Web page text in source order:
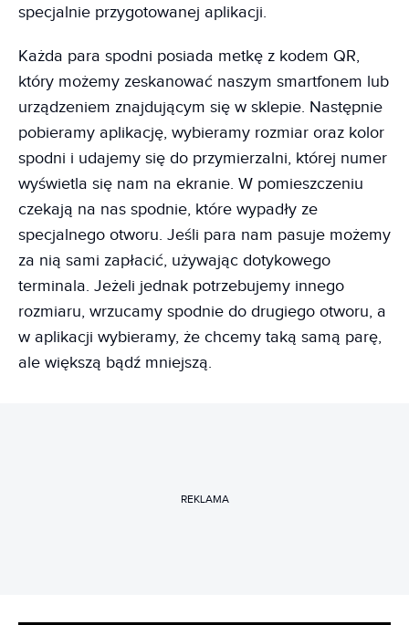
specjalnie przygotowanej aplikacji.
Każda para spodni posiada metkę z kodem QR,
który możemy zeskanować naszym smartfonem lub
urządzeniem znajdującym się w sklepie. Następnie
pobieramy aplikację, wybieramy rozmiar oraz kolor
spodni i udajemy się do przymierzalni, której numer
wyświetla się nam na ekranie. W pomieszczeniu
czekają na nas spodnie, które wypadły ze
specjalnego otworu. Jeśli para nam pasuje możemy
za nią sami zapłacić, używając dotykowego
terminala. Jeżeli jednak potrzebujemy innego
rozmiaru, wrzucamy spodnie do drugiego otworu, a
w aplikacji wybieramy, że chcemy taką samą parę,
ale większą bądź mniejszą.
REKLAMA